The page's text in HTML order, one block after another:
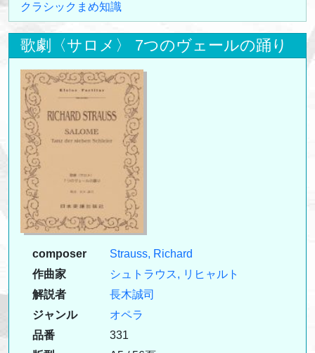
クラシックまめ知識
歌劇〈サロメ〉 7つのヴェールの踊り
composer
Strauss, Richard
作曲家
シュトラウス, リヒャルト
解説者
長木誠司
ジャンル
オペラ
品番
331